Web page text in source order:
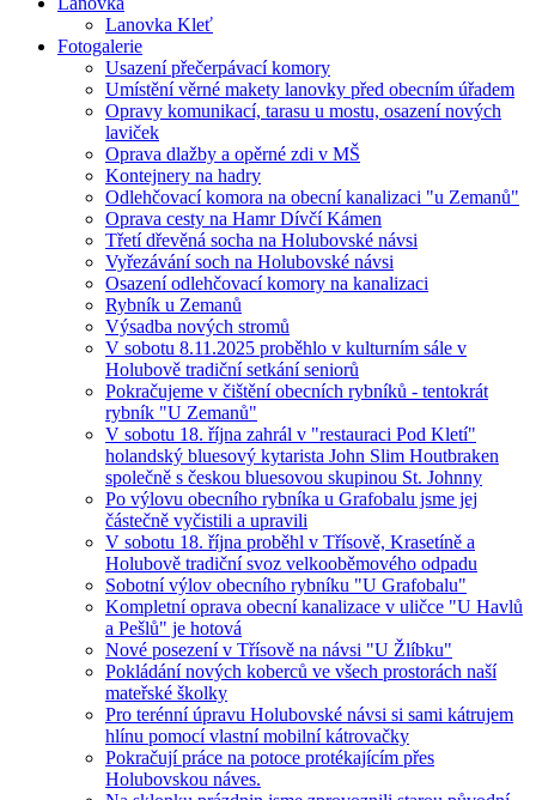
Lanovka Kleť
Fotogalerie
Usazení přečerpávací komory
Umístění věrné makety lanovky před obecním úřadem
Opravy komunikací, tarasu u mostu, osazení nových
laviček
Oprava dlažby a opěrné zdi v MŠ
Kontejnery na hadry
Odlehčovací komora na obecní kanalizaci "u Zemanů"
Oprava cesty na Hamr Dívčí Kámen
Třetí dřevěná socha na Holubovské návsi
Vyřezávání soch na Holubovské návsi
Osazení odlehčovací komory na kanalizaci
Rybník u Zemanů
Výsadba nových stromů
V sobotu 8.11.2025 proběhlo v kulturním sále v
Holubově tradiční setkání seniorů
Pokračujeme v čištění obecních rybníků - tentokrát
rybník "U Zemanů"
V sobotu 18. října zahrál v "restauraci Pod Kletí"
holandský bluesový kytarista John Slim Houtbraken
společně s českou bluesovou skupinou St. Johnny
Po výlovu obecního rybníka u Grafobalu jsme jej
částečně vyčistili a upravili
V sobotu 18. října proběhl v Třísově, Krasetíně a
Holubově tradiční svoz velkooběmového odpadu
Sobotní výlov obecního rybníku "U Grafobalu"
Kompletní oprava obecní kanalizace v uličce "U Havlů
a Pešlů" je hotová
Nové posezení v Třísově na návsi "U Žlíbku"
Pokládání nových koberců ve všech prostorách naší
mateřské školky
Pro terénní úpravu Holubovské návsi si sami kátrujem
hlínu pomocí vlastní mobilní kátrovačky
Pokračují práce na potoce protékajícím přes
Holubovskou náves.